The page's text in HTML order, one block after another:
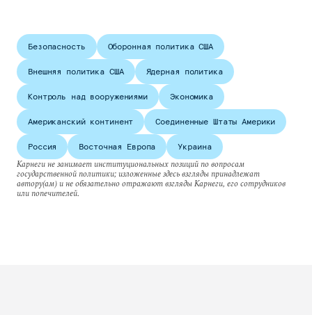
Безопасность Оборонная политика США
Внешняя политика США Ядерная политика
Контроль над вооружениями Экономика
Американский континент Соединенные Штаты Америки
Россия Восточная Европа
Украина
Карнеги не занимает институциональных позиций по вопросам
государственной политики; изложенные здесь взгляды принадлежат
автору(ам) и не обязательно отражают взгляды Карнеги, его сотрудников
или попечителей.